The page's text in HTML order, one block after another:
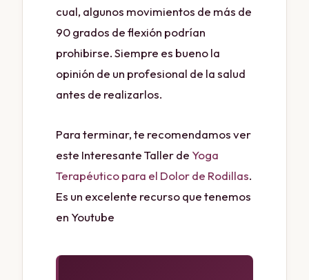
cual, algunos movimientos de más de
90 grados de flexión podrían
prohibirse. Siempre es bueno la
opinión de un profesional de la salud
antes de realizarlos.
Para terminar, te recomendamos ver
este Interesante Taller de Yoga
Terapéutico para el Dolor de Rodillas.
Es un excelente recurso que tenemos
en Youtube